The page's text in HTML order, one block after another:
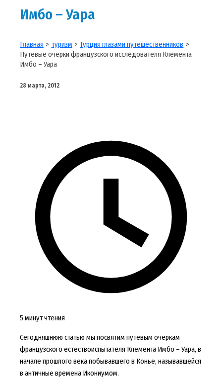
Имбо – Уара
Главная туризм
Турция глазами путешественников
Путевые очерки французского исследователя Клемента
Имбо – Уара
28 марта, 2012
5 минут чтения
Сегодняшнюю статью мы посвятим путевым очеркам
французского естествоиспытателя Клемента Имбо – Уара, в
начале прошлого века побывавшего в Конье, называвшейся
в античные времена Икониумом.